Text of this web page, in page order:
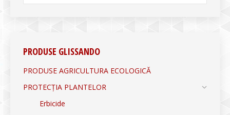
PRODUSE GLISSANDO
PRODUSE AGRICULTURA ECOLOGICĂ
PROTECȚIA PLANTELOR
Erbicide